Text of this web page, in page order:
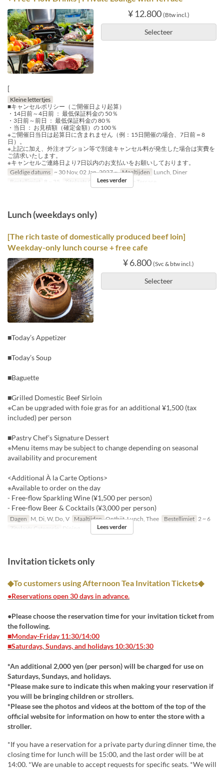
¥ 12.800 (Btw incl.)
Selecteer
[
Kleine lettertjes
■キャンセルポリシー（ご開催日より起算）
・14日前～4日前 ： 最低保証料金の 50％
・3日前～前日 ： 最低保証料金の 80％
・当日 ： お見積額（確定金額）の 100％
※ご開催日当日は起算日に含まれません（例：15日開催の場合、7日前＝8
日）。
※上記に加え、外注オプション等で別途キャンセル料が発生した場合は実費を
ご請求いたします。
※キャンセルご連絡日より7日以内のお支払いをお願いしております。
Geldige datums ~ 30 Nov, 02 Jan, 2027 ~ Maaltijden Lunch, Diner
Bestellimiet
8 ~ 35 Zitplaats Categorie Private Terrace
Lees verder
Lunch (weekdays only)
[The rich taste of domestically produced beef loin]
Weekday-only lunch course + free cafe
¥ 6.800 (Svc & btw incl.)
Selecteer
■Today’s Appetizer
■Today’s Soup
■Baguette
■Grilled Domestic Beef Sirloin
※Can be upgraded with foie gras for an additional ¥1,500 (tax
included) per person
■Pastry Chef’s Signature Dessert
※Menu items may be subject to change depending on seasonal
availability and procurement
<Additional À la Carte Options>
※Available to order on the day
- Free-flow Sparkling Wine (¥1,500 per person)
- Free-flow Beer & Cocktails (¥3,000 per person)
Dagen M, Di, W, Do, V Maaltijden Ontbijt, Lunch, Thee Bestellimiet 2 ~ 6
Zitplaats Categorie
Dining Lees verder
Invitation tickets only
◆To customers using Afternoon Tea Invitation Tickets◆
●Reservations open 30 days in advance.
●Please choose the reservation time for your invitation ticket from
the following.
■Monday-Friday 11:30/14:00
■Saturdays, Sundays, and holidays 10:30/15:30
*An additional 2,000 yen (per person) will be charged for use on
Saturdays, Sundays, and holidays.
*Please make sure to indicate this when making your reservation if
you will be bringing children or strollers.
*Please see the photos and videos at the bottom of the top of the
official website for information on how to enter the store with a
stroller.
*If you have a reservation for a private party during dinner time, the
closing time for lunch will be 15:00, and the last order will be at
14:00. *We are unable to accept requests for specific seats. *We will